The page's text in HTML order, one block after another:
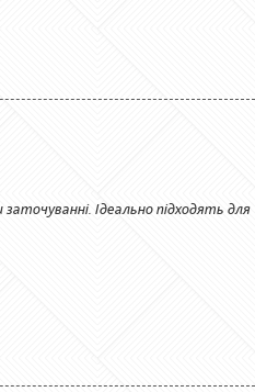
Ідеально підходять для